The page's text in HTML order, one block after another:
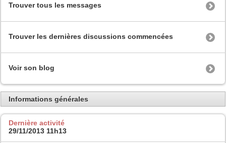
Trouver tous les messages
Trouver les dernières discussions commencées
Voir son blog
Informations générales
Dernière activité
29/11/2013 11h13